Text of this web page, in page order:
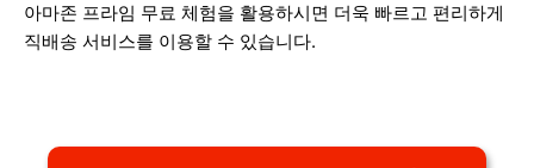
아마존 프라임 무료 체험을 활용하시면 더욱 빠르고 편리하게
직배송 서비스를 이용할 수 있습니다.